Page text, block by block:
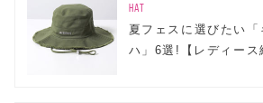
HAT
夏フェスに選びたい
ハ」6選!【レディース